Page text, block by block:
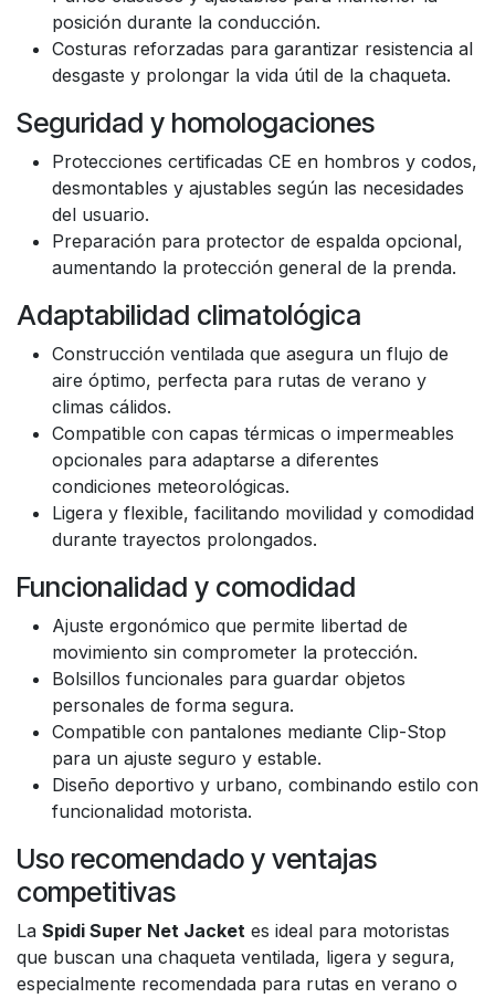
posición durante la conducción.
Costuras reforzadas para garantizar resistencia al
desgaste y prolongar la vida útil de la chaqueta.
Seguridad y homologaciones
Protecciones certificadas CE en hombros y codos,
desmontables y ajustables según las necesidades
del usuario.
Preparación para protector de espalda opcional,
aumentando la protección general de la prenda.
Adaptabilidad climatológica
Construcción ventilada que asegura un flujo de
aire óptimo, perfecta para rutas de verano y
climas cálidos.
Compatible con capas térmicas o impermeables
opcionales para adaptarse a diferentes
condiciones meteorológicas.
Ligera y flexible, facilitando movilidad y comodidad
durante trayectos prolongados.
Funcionalidad y comodidad
Ajuste ergonómico que permite libertad de
movimiento sin comprometer la protección.
Bolsillos funcionales para guardar objetos
personales de forma segura.
Compatible con pantalones mediante Clip-Stop
para un ajuste seguro y estable.
Diseño deportivo y urbano, combinando estilo con
funcionalidad motorista.
Uso recomendado y ventajas
competitivas
La Spidi Super Net Jacket es ideal para motoristas
que buscan una chaqueta ventilada, ligera y segura,
especialmente recomendada para rutas en verano o